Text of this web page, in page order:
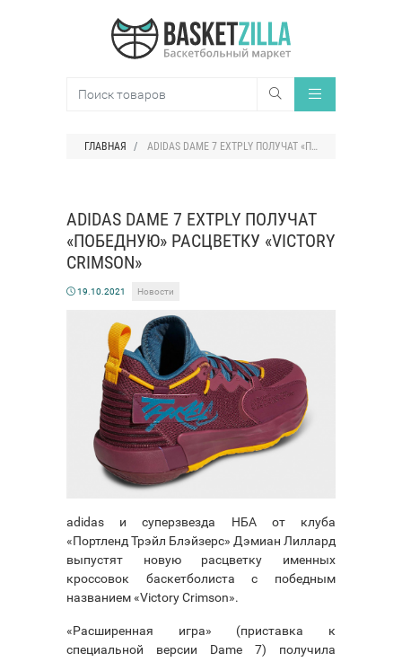
ГЛАВНАЯ ADIDAS DAME 7 EXTPLY ПОЛУЧАТ «ПОБЕДНУЮ» РАСЦВЕТКУ «VICTORY CRIMSON»
ADIDAS DAME 7 EXTPLY ПОЛУЧАТ
«ПОБЕДНУЮ» РАСЦВЕТКУ «VICTORY
CRIMSON»
19.10.2021 Новости
adidas и суперзвезда НБА от клуба
«Портленд Трэйл Блэйзерс» Дэмиан Лиллард
выпустят новую расцветку именных
кроссовок баскетболиста с победным
названием «Victory Crimson».
«Расширенная игра» (приставка к
специальной версии Dame 7) получила